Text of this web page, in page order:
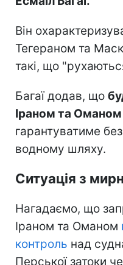
Він
Тегераном та
такі, що
Багаї додав, що
Іраном та Оманом
гарантуватиме
водному шляху.
Ситуація з
Нагадаємо, що
Іраном та Оманом
контроль над
Перської затоки